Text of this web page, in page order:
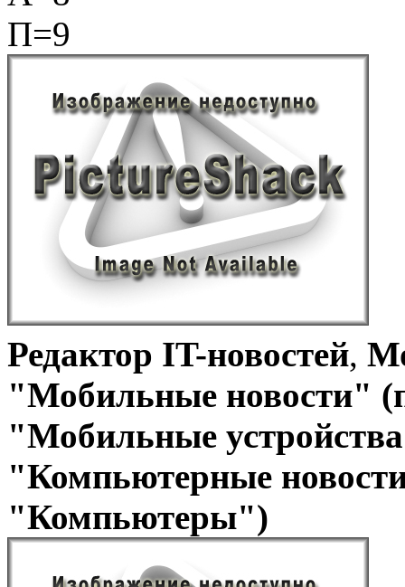
П=9
Редактор IT-новостей,
"Мобильные новости"
"Мобильные
"Компьютерные
"Компьютеры")